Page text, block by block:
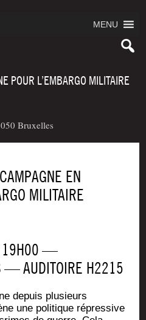
MENU
POUR L’EMBARGO MILITAIRE
Bruxelles
EN
MILITAIRE
19H00 —
— AUDITOIRE H2215
depuis plu­sieurs
une poli­tique répres­sive